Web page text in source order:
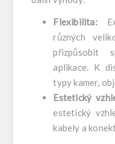
Flexibilita:
různých
přizpůsobit
aplikace. K
typy kamer,
Estetický
estetický
kabely a